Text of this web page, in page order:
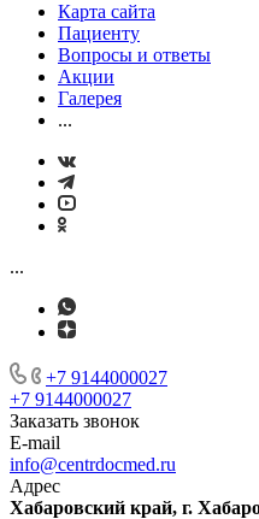
Карта сайта
Пациенту
Вопросы и ответы
Акции
Галерея
...
...
+7 9144000027
+7 9144000027
Заказать звонок
E-mail
info@centrdocmed.ru
Адрес
Хабаровский край, г.